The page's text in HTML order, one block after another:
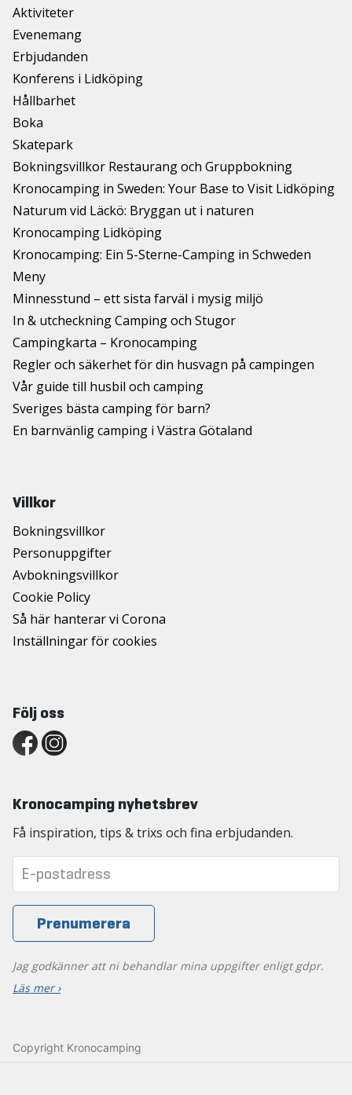
Aktiviteter
Evenemang
Erbjudanden
Konferens i Lidköping
Hållbarhet
Boka
Skatepark
Bokningsvillkor Restaurang och Gruppbokning
Kronocamping in Sweden: Your Base to Visit Lidköping
Naturum vid Läckö: Bryggan ut i naturen
Kronocamping Lidköping
Kronocamping: Ein 5-Sterne-Camping in Schweden
Meny
Minnesstund – ett sista farväl i mysig miljö
In & utcheckning Camping och Stugor
Campingkarta – Kronocamping
Regler och säkerhet för din husvagn på campingen
Vår guide till husbil och camping
Sveriges bästa camping för barn?
En barnvänlig camping i Västra Götaland
Villkor
Bokningsvillkor
Personuppgifter
Avbokningsvillkor
Cookie Policy
Så här hanterar vi Corona
Inställningar för cookies
Följ oss
Kronocamping nyhetsbrev
Få inspiration, tips & trixs och fina erbjudanden.
Jag godkänner att ni behandlar mina uppgifter enligt gdpr.
Läs mer ›
Copyright Kronocamping